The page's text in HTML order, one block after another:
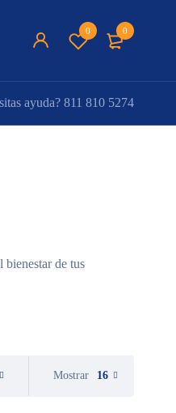
0
0
ayuda? 811 810 5274
bienestar de tus
Mostrar 16